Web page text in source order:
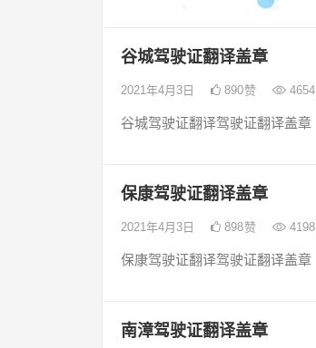
谷城驾驶证翻译盖章
2021年4月3日 890赞 4654
谷城驾驶证翻译驾驶证翻译盖章
保康驾驶证翻译盖章
2021年4月3日 898赞 4198
保康驾驶证翻译驾驶证翻译盖章
南漳驾驶证翻译盖章